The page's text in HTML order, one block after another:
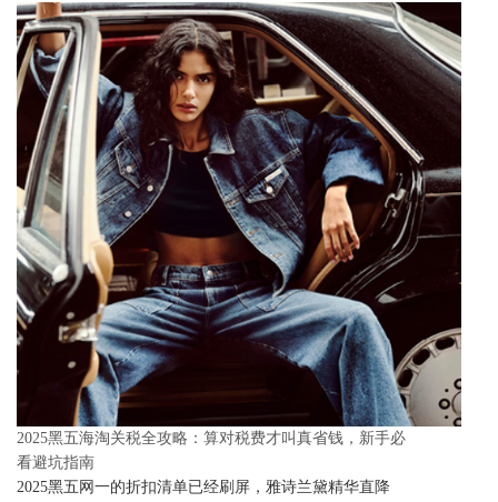
2025黑五海淘关税全攻略：算对税费才叫真省钱，新手必
看避坑指南
2025黑五网一的折扣清单已经刷屏，雅诗兰黛精华直降